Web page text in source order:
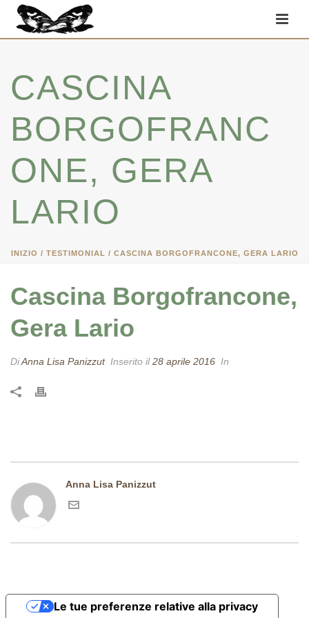
CASCINA
BORGOFRANC
ONE, GERA
LARIO
INIZIO / TESTIMONIAL / CASCINA BORGOFRANCONE, GERA LARIO
Cascina Borgofrancone,
Gera Lario
DiAnna Lisa Panizzut Inserito il28 aprile 2016 In
Anna Lisa Panizzut
Le tue preferenze relative alla privacy